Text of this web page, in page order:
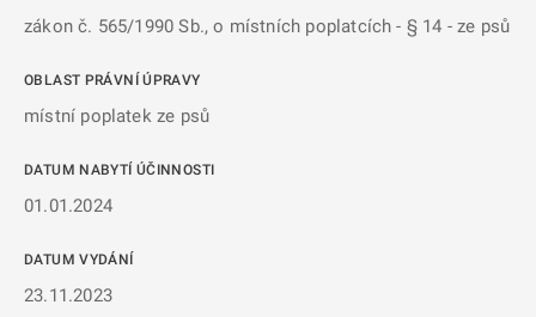
zákon č. 565/1990 Sb., o místních poplatcích - § 14 - ze psů
OBLAST PRÁVNÍ ÚPRAVY
místní poplatek ze psů
DATUM NABYTÍ ÚČINNOSTI
01.01.2024
DATUM VYDÁNÍ
23.11.2023